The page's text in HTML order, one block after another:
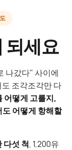
되세요
나갔다" 사이에
조각조각만 다
어떻게 고를지,
어떻게 항해할
다섯 척, 1,200유